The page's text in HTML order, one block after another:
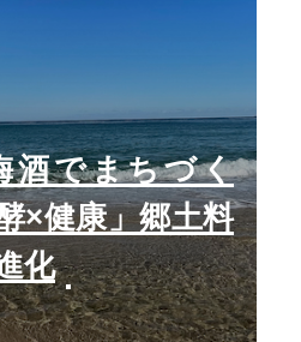
酒でまちづく
×健康」郷土料
化